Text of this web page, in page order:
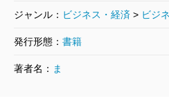
申告をする。福祉に依存する
ジャンル： ビジネス・経済 > ビジ
発行形態： 書籍
著者名： ま